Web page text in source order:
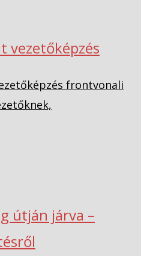
vezetőképzés
útján járva –